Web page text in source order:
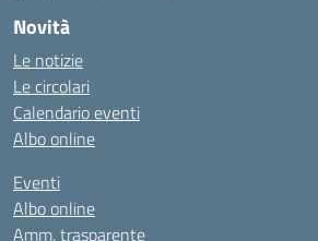
Novità
Le notizie
Le circolari
Calendario eventi
Albo online
Eventi
Albo online
Amm. trasparente